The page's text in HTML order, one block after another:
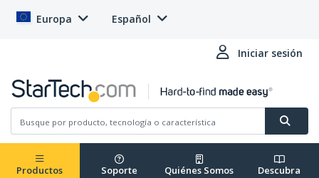
Europa Español
Iniciar sesión
Productos Soporte Quiénes Somos Descubra